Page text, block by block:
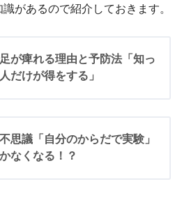
があるので紹介しておきます。
が痺れる理由と予防法「知っ
だけが得をする」
思議「自分のからだで実験」
なくなる！？